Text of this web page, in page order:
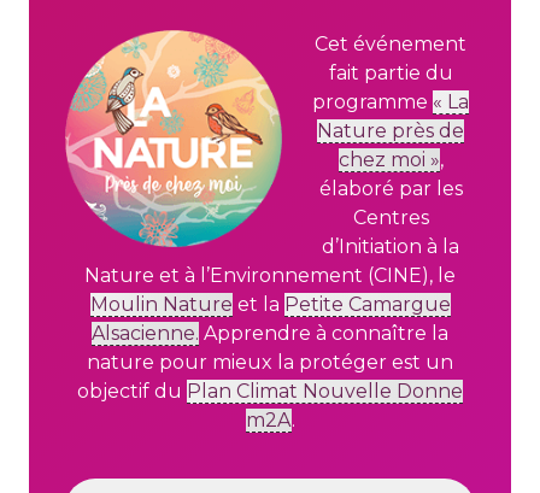
Cet événement
fait partie du
programme « La
Nature près de
chez moi »,
élaboré par les
Centres
d’Initiation à la
Nature et à l’Environnement (CINE), le
Moulin Nature et la Petite Camargue
Alsacienne. Apprendre à connaître la
nature pour mieux la protéger est un
objectif du Plan Climat Nouvelle Donne
m2A.